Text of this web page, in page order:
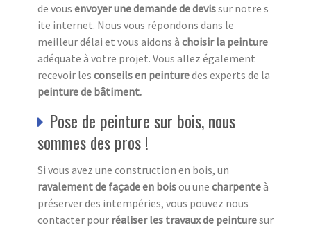
de vous envoyer une demande de devissur notre s
ite internet. Nous vous répondons dans le
meilleur délai et vous aidons à choisir la peinture
adéquate à votre projet. Vous allez également
recevoir les conseils en peinturedes experts de la
peinture de bâtiment.
Pose de peinture sur bois, nous
sommes des pros !
Si vous avez une construction en bois, un
ravalement de façade en boisou une charpenteà
préserver des intempéries, vous pouvez nous
contacter pour réaliser les travaux de peinturesur